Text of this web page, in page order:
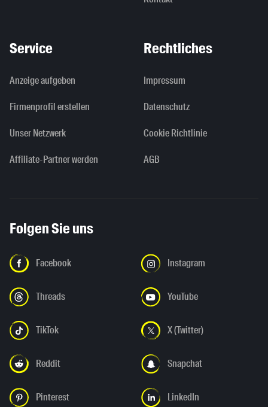
Service
Anzeige aufgeben
Firmenprofil erstellen
Unser Netzwerk
Affiliate-Partner werden
Rechtliches
Impressum
Datenschutz
Cookie Richtlinie
AGB
Folgen Sie uns
Facebook Instagram
Threads YouTube
TikTok X (Twitter)
Reddit Snapchat
Pinterest LinkedIn